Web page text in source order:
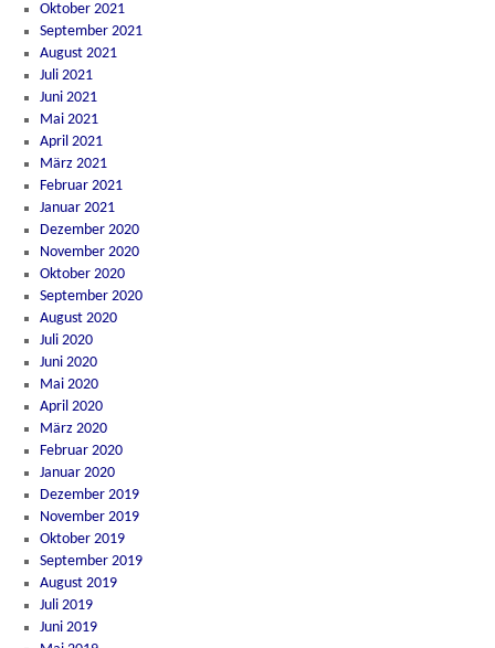
Oktober 2021
September 2021
August 2021
Juli 2021
Juni 2021
Mai 2021
April 2021
März 2021
Februar 2021
Januar 2021
Dezember 2020
November 2020
Oktober 2020
September 2020
August 2020
Juli 2020
Juni 2020
Mai 2020
April 2020
März 2020
Februar 2020
Januar 2020
Dezember 2019
November 2019
Oktober 2019
September 2019
August 2019
Juli 2019
Juni 2019